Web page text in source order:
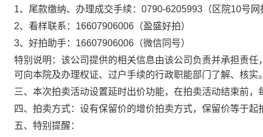
1、尾款缴纳、办理成交手续：0790-6205993 （ 区院10号
2、看样联系： 16607906006 （盈盛好拍）
3、好拍助手：16607906006（微信同号）
特别说明：该公司提供的相关信息由该公司负责并承担责
可向本院及办理权证、过户手续的行政职能部门了解、核实
三、本次拍卖活动设置延时出价功能，在拍卖活动结束前，
四、拍卖方式： 设有保留价的增价拍卖方式， 保留价等于起
五、 特别提醒：